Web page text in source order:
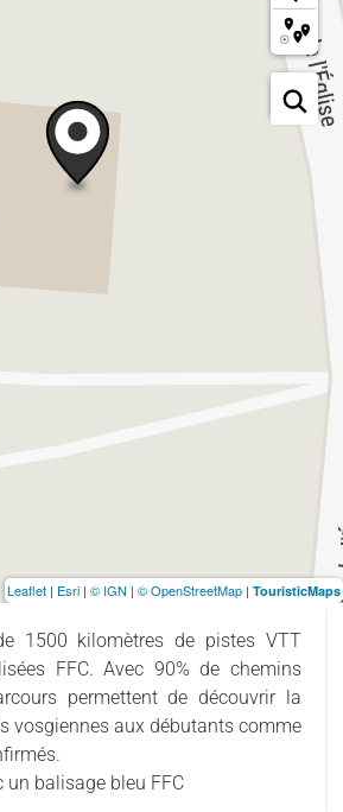
1500 kilomètres de pistes VTT
FFC. Avec 90% de chemins
permettent de découvrir la
vosgiennes aux débutants comme
un balisage bleu FFC
Leaflet | Esri | © IGN | © OpenStreetMap | TouristicMaps